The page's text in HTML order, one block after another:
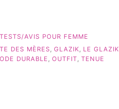
TESTS/AVIS POUR FEMME
DES MÈRES, GLAZIK, LE GLAZIK
DURABLE, OUTFIT, TENUE